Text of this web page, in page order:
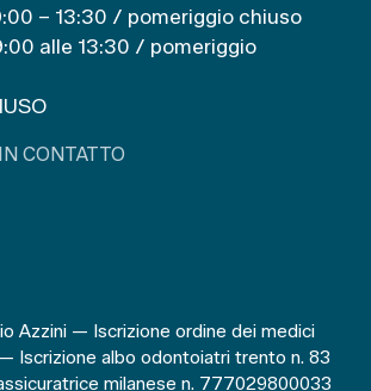
– 13:30 / pomeriggio chiuso
alle 13:30 / pomeriggio
CONTATTO
Azzini — Iscrizione ordine dei medici
Iscrizione albo odontoiatri trento n. 83
milanese n. 777029800033